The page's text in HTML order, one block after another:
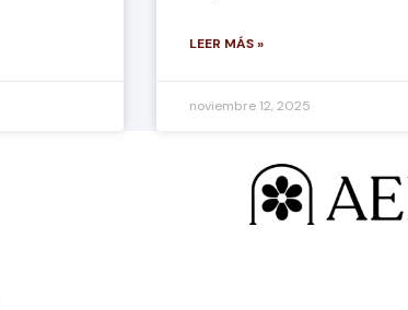
LEER MÁS »
noviembre 12, 2025